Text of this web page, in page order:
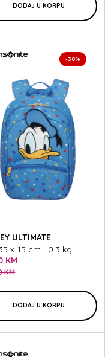
DODAJ U KORPU
-30%
ULTIMATE
x 15 cm | 0.3 kg
KM
KM
DODAJ U KORPU